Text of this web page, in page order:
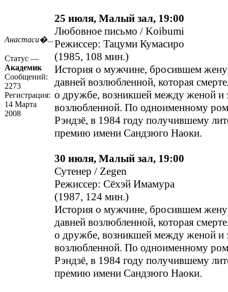
Анастаси�...
Статус —
Академик
Сообщений:
2273
Регистрация:
14 Марта
2008
25 июля, Малый зал, 19:00
Любовное письмо / Koibumi
Режиссер: Тацуми Кумасиро
(1985, 108 мин.)
История о мужчине, бросившем жену
давней возлюбленной, которая
о дружбе, возникшей между женой и
возлюбленной. По одноименному
Рэндзё, в 1984 году получившему
премию имени Сандзюго Наоки.
30 июля, Малый зал, 19:00
Сутенер / Zegen
Режиссер: Сёхэй Имамура
(1987, 124 мин.)
История о мужчине, бросившем жену
давней возлюбленной, которая
о дружбе, возникшей между женой и
возлюбленной. По одноименному
Рэндзё, в 1984 году получившему
премию имени Сандзюго Наоки.